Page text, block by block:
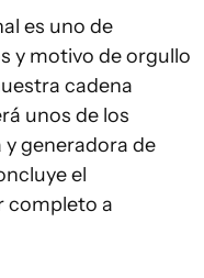
es uno de
y motivo de orgullo
cadena
unos de los
generadora de
el
completo a